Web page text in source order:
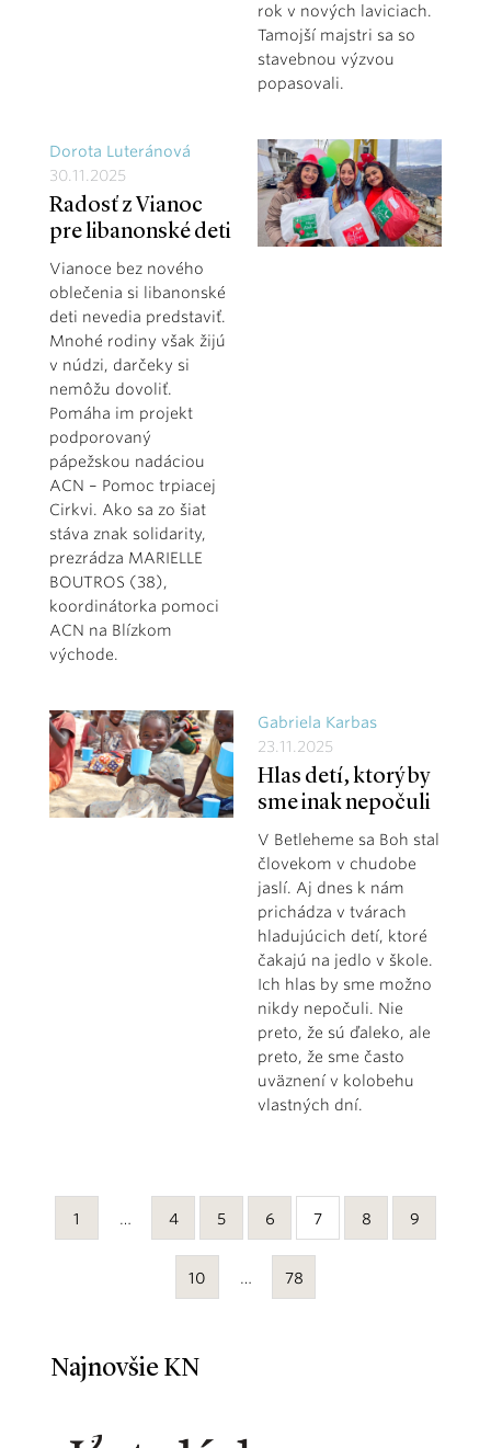
rok v nových laviciach.
Tamojší majstri sa so
stavebnou výzvou
popasovali.
Dorota Luteránová
30.11.2025
Radosť z Vianoc
pre libanonské deti
Vianoce bez nového
oblečenia si libanonské
deti nevedia predstaviť.
Mnohé rodiny však žijú
v núdzi, darčeky si
nemôžu dovoliť.
Pomáha im projekt
podporovaný
pápežskou nadáciou
ACN – Pomoc trpiacej
Cirkvi. Ako sa zo šiat
stáva znak solidarity,
prezrádza MARIELLE
BOUTROS (38),
koordinátorka pomoci
ACN na Blízkom
východe.
Gabriela Karbas
23.11.2025
Hlas detí, ktorý by
sme inak nepočuli
V Betleheme sa Boh stal
človekom v chudobe
jaslí. Aj dnes k nám
prichádza v tvárach
hladujúcich detí, ktoré
čakajú na jedlo v škole.
Ich hlas by sme možno
nikdy nepočuli. Nie
preto, že sú ďaleko, ale
preto, že sme často
uväznení v kolobehu
vlastných dní.
1 … 4 5 6 7 8 9
10 … 78
Najnovšie KN